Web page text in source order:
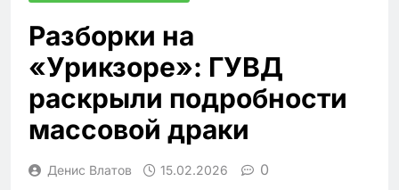
Разборки на
«Урикзоре»: ГУВД
раскрыли подробности
массовой драки
Денис Влатов 15.02.2026 0